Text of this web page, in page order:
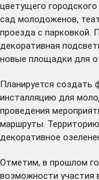
цветущего
сад молодоженов,
проезда с парковкой.
декоративная
новые площадки для
Планируется создать
инсталляцию для
проведения
маршруты.
декоративное
Отметим, в прошлом
возможности участия